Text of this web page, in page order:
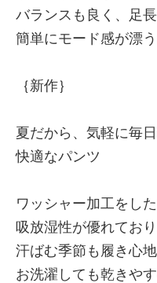
バランスも良く、足長
簡単にモード感が漂
｛新作｝
夏だから、気軽に毎
快適なパンツ
ワッシャー加工をし
吸放湿性が優れており
汗ばむ季節も履き心地
お洗濯しても乾きやす